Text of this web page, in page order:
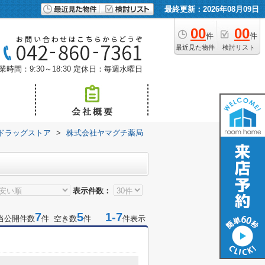
最終更新：2026年08月09日
00件
最近見た物件
00件
検討リスト
時間：9:30～18:30 定休日：毎週水曜日
ラッグストア > 株式会社ヤマグチ薬局
表示件数：
公開件数7件 空き数5件 1-7件表示